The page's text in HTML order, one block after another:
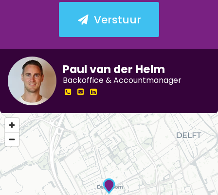
Paul van der Helm
Backoffice & Accountmanager
Verstuur